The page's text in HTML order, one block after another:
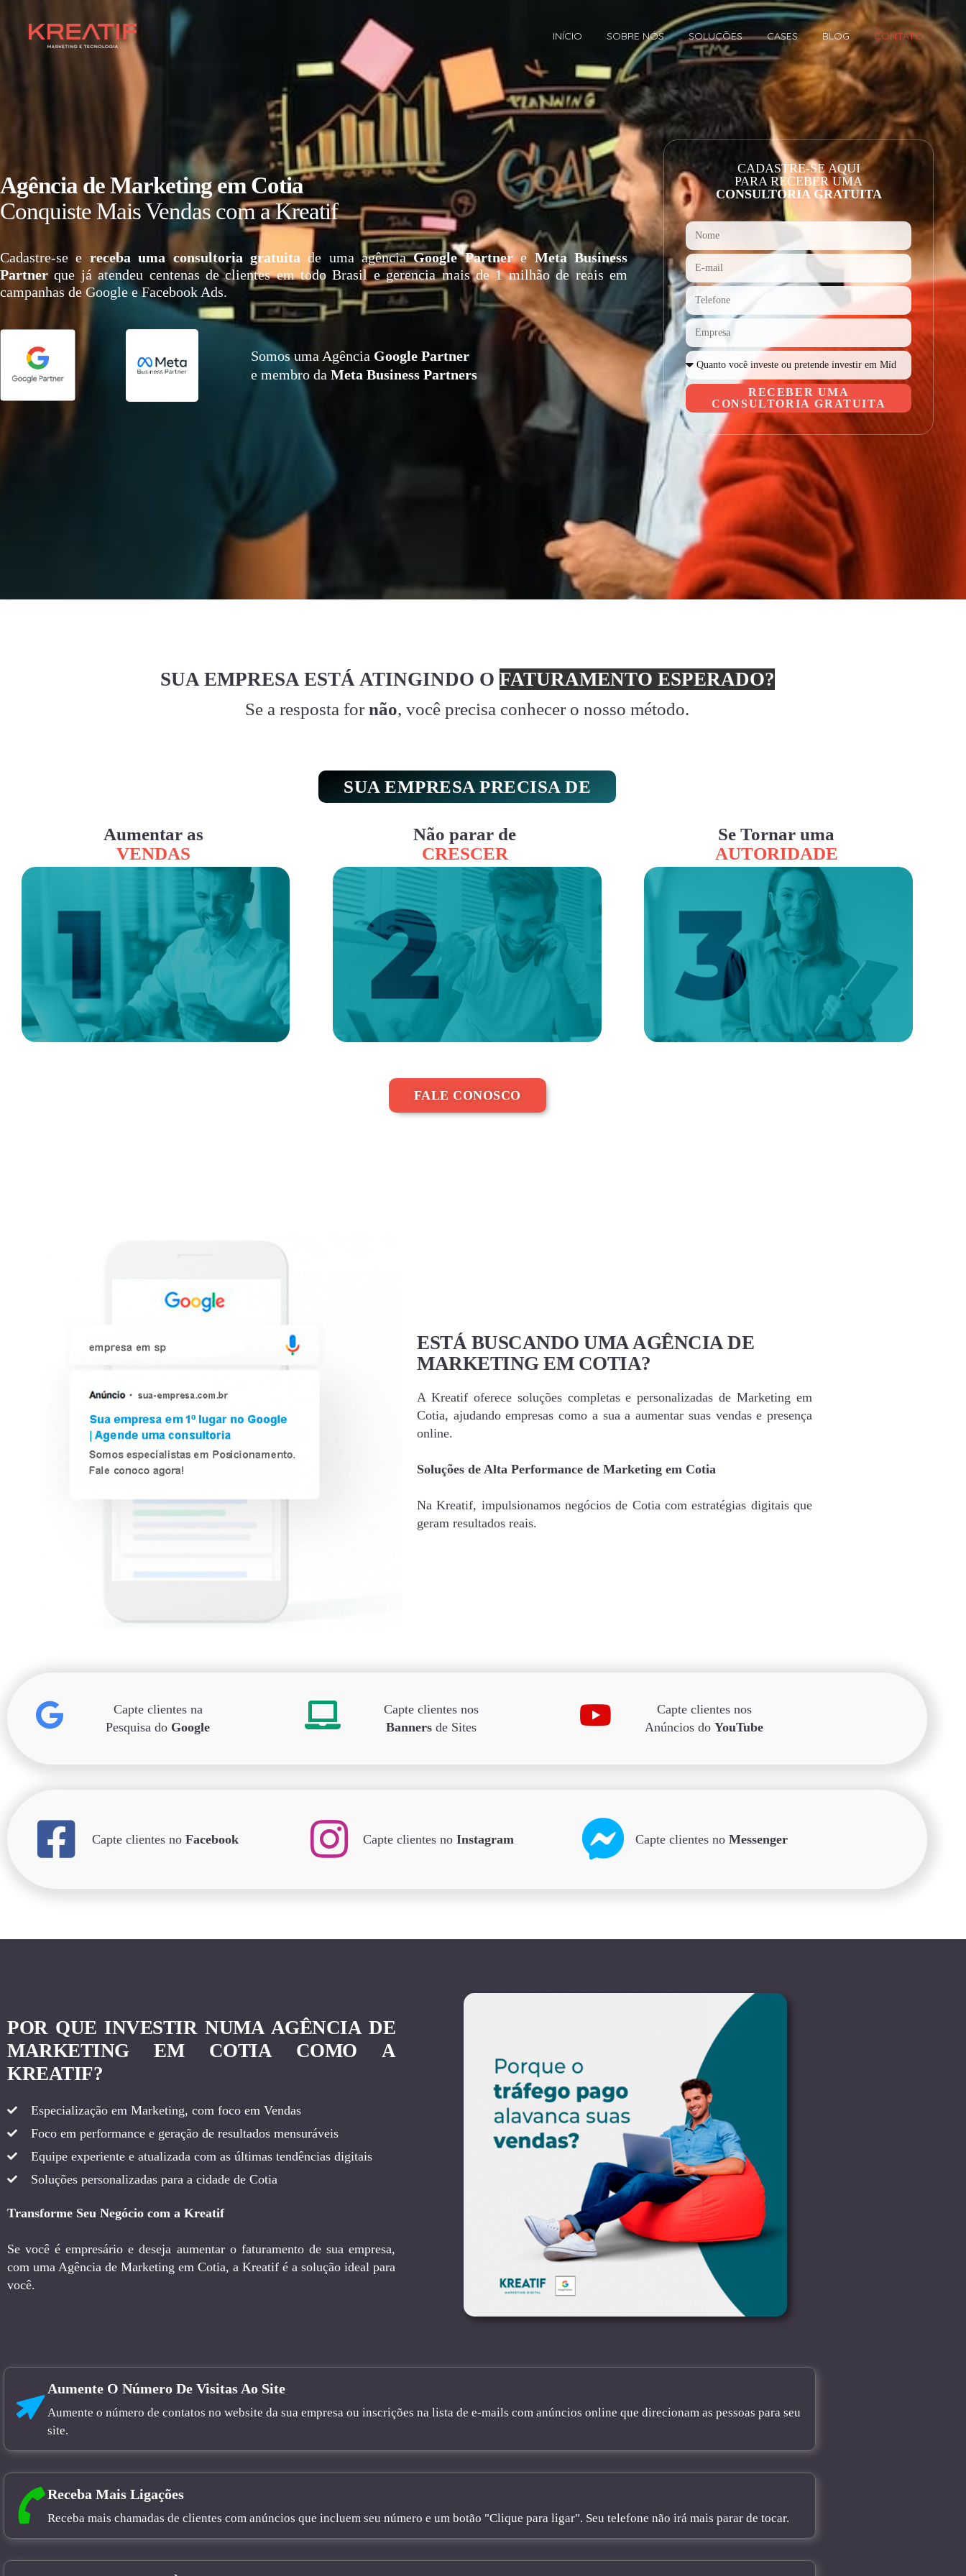
INÍCIO SOBRE NÓS SOLUÇÕES CASES BLOG CONTATO
Agência de Marketing em Cotia
Conquiste Mais Vendas com a Kreatif
Cadastre-se e receba uma consultoria gratuita de uma agênciaGoogle Partnere Meta Business
Partner que já atendeu centenas de clientes em todo Brasil e gerencia mais de 1 milhão de reais em
campanhas de Google e Facebook Ads.
Somos uma Agência Google Partner
e membro daMeta Business Partners
CADASTRE-SE AQUI
PARA RECEBER UMA
CONSULTORIA GRATUITA
RECEBER UMA
CONSULTORIA GRATUITA
SUA EMPRESA ESTÁ ATINGINDO O FATURAMENTO ESPERADO?
Se a resposta for não, você precisa conhecer o nosso método.
SUA EMPRESA PRECISA DE
Aumentar as
VENDAS
Não parar de
CRESCER
Se Tornar uma
AUTORIDADE
FALE CONOSCO
ESTÁ BUSCANDO UMA AGÊNCIA DE
MARKETING EM COTIA?
A Kreatif oferece soluções completas e personalizadas de Marketing em
Cotia, ajudando empresas como a sua a aumentar suas vendas e presença
online.
Soluções de Alta Performance de Marketing em Cotia
Na Kreatif, impulsionamos negócios de Cotia com estratégias digitais que
geram resultados reais.
Capte clientes na
Pesquisa do Google
Capte clientes nos
Bannersde Sites
Capte clientes nos
Anúncios doYouTube
Capte clientes no Facebook Capte clientes no Instagram Capte clientes no Messenger
POR QUE INVESTIR NUMA AGÊNCIA DE
MARKETING EM COTIA COMO A
KREATIF?
Especialização em Marketing, com foco em Vendas
Foco em performance e geração de resultados mensuráveis
Equipe experiente e atualizada com as últimas tendências digitais
Soluções personalizadas para a cidade de Cotia
Transforme Seu Negócio com a Kreatif
Se você é empresário e deseja aumentar o faturamento de sua empresa,
com uma Agência de Marketing em Cotia, a Kreatif é a solução ideal para
você.
Aumente O Número De Visitas Ao Site
Aumente o número de contatos no website da sua empresa ou inscrições na lista de e-mails com anúncios online que direcionam as pessoas para seu
site.
Receba Mais Ligações
Receba mais chamadas de clientes com anúncios que incluem seu número e um botão "Clique para ligar". Seu telefone não irá mais parar de tocar.